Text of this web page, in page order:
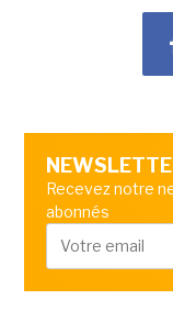
Recevez notre
abonnés